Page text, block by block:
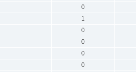
0
1
0
0
0
0